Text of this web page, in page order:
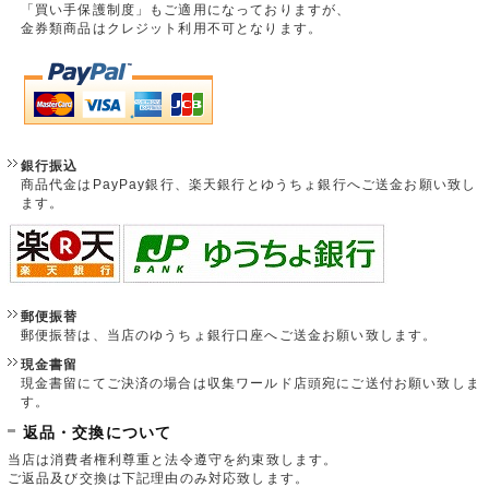
「買い手保護制度」もご適用になっておりますが、
金券類商品はクレジット利用不可となります。
銀行振込
商品代金はPayPay銀行、楽天銀行とゆうちょ銀行へご送金お願い致し
ます。
郵便振替
郵便振替は、当店のゆうちょ銀行口座へご送金お願い致します。
現金書留
現金書留にてご決済の場合は収集ワールド店頭宛にご送付お願い致しま
す。
返品・交換について
当店は消費者権利尊重と法令遵守を約束致します。
ご返品及び交換は下記理由のみ対応致します。